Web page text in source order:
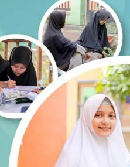
Sekadar untuk bisa
musim tanam padi, juga
jam saja. Usianya sudah
ada keluarga dengan
Kehilangan pekerjaan
tak bisa disembunyikan.
rupiah tiap akhir pekan,